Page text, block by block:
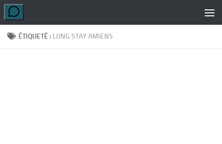
Skip to content
ÉTIQUETÉ : LONG STAY AMIENS